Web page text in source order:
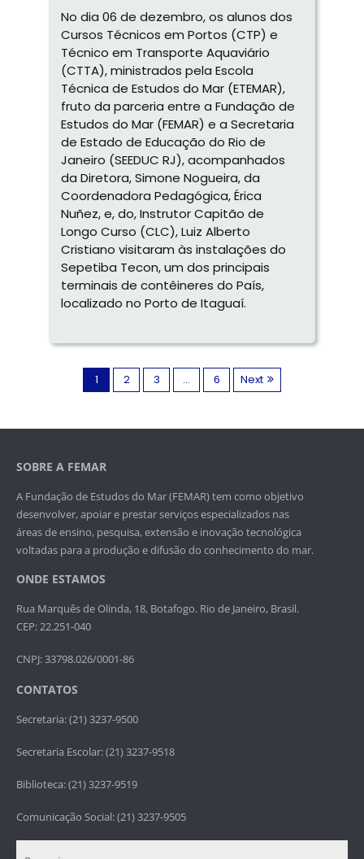
No dia 06 de dezembro, os alunos dos
Cursos Técnicos em Portos (CTP) e
Técnico em Transporte Aquaviário
(CTTA), ministrados pela Escola
Técnica de Estudos do Mar (ETEMAR),
fruto da parceria entre a Fundação de
Estudos do Mar (FEMAR) e a Secretaria
de Estado de Educação do Rio de
Janeiro (SEEDUC RJ), acompanhados
da Diretora, Simone Nogueira, da
Coordenadora Pedagógica, Érica
Nuñez, e, do, Instrutor Capitão de
Longo Curso (CLC), Luiz Alberto
Cristiano visitaram às instalações do
Sepetiba Tecon, um dos principais
terminais de contêineres do País,
localizado no Porto de Itaguaí.
1 2 3 … 6 Next
SOBRE A FEMAR
A Fundação de Estudos do Mar (FEMAR) tem como objetivo
desenvolver, apoiar e prestar serviços especializados nas
áreas de ensino, pesquisa, extensão e inovação tecnológica
voltadas para a produção e difusão do conhecimento do mar.
ONDE ESTAMOS
Rua Marquês de Olinda, 18, Botafogo. Rio de Janeiro, Brasil.
CEP: 22.251-040
CNPJ: 33798.026/0001-86
CONTATOS
Secretaria: (21) 3237-9500
Secretaria Escolar: (21) 3237-9518
Biblioteca: (21) 3237-9519
Comunicação Social: (21) 3237-9505